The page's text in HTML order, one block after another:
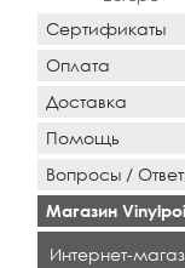
Сертификаты
Оплата
Доставка
Помощь
Вопросы /
Магазин
Интернет-